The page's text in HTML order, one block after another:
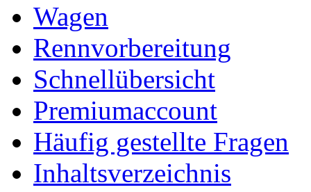
Wagen
Rennvorbereitung
Schnellübersicht
Premiumaccount
Häufig gestellte Fragen
Inhaltsverzeichnis